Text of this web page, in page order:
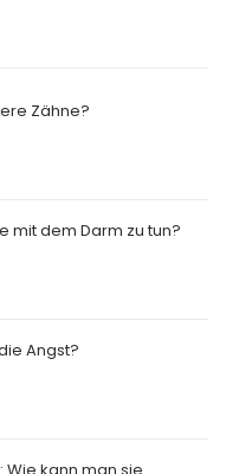
Zähne?
mit dem Darm zu tun?
Angst?